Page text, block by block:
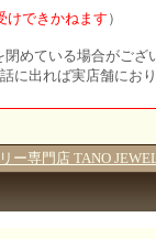
けできかねます ）
めている場合がござ
出れば実店舗におり
ー専門店 TANO